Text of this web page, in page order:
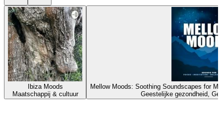
Ibiza Moods
Maatschappij & cultuur
Mellow Moods: Soothing Soundscapes for
Geestelijke gezondheid,